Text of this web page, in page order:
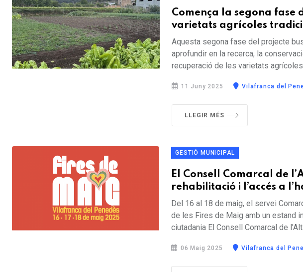
Comença la segona fase
varietats agrícoles
Aquesta segona fase del projecte
aprofundir en la recerca, la
recuperació de les varietats agrícoles...
11 Juny 2025 Vilafranca del
LLEGIR MÉS
GESTIÓ MUNICIPAL
El Consell Comarcal de
rehabilitació i l’accés a
Del 16 al 18 de maig, el servei
de les Fires de Maig amb un estand
ciutadania El Consell Comarcal de l'Alt...
06 Maig 2025 Vilafranca del